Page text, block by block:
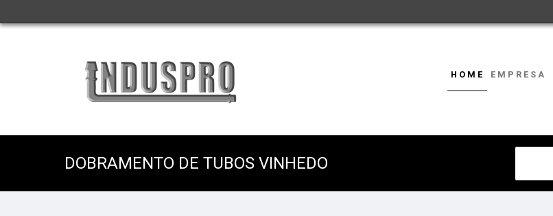
HOME EMPRESA
DOBRAMENTO DE TUBOS VINHEDO